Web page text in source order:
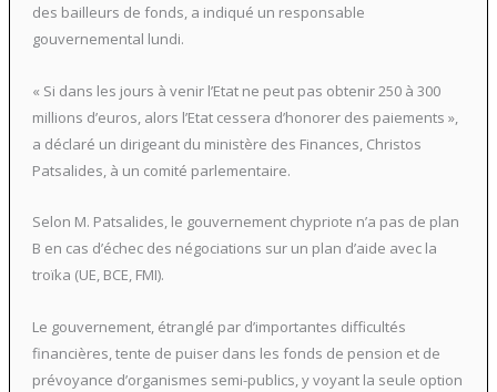
des bailleurs de fonds, a indiqué un responsable
gouvernemental lundi.
« Si dans les jours à venir l’Etat ne peut pas obtenir 250 à 300
millions d’euros, alors l’Etat cessera d’honorer des paiements »,
a déclaré un dirigeant du ministère des Finances, Christos
Patsalides, à un comité parlementaire.
Selon M. Patsalides, le gouvernement chypriote n’a pas de plan
B en cas d’échec des négociations sur un plan d’aide avec la
troïka (UE, BCE, FMI).
Le gouvernement, étranglé par d’importantes difficultés
financières, tente de puiser dans les fonds de pension et de
prévoyance d’organismes semi-publics, y voyant la seule option